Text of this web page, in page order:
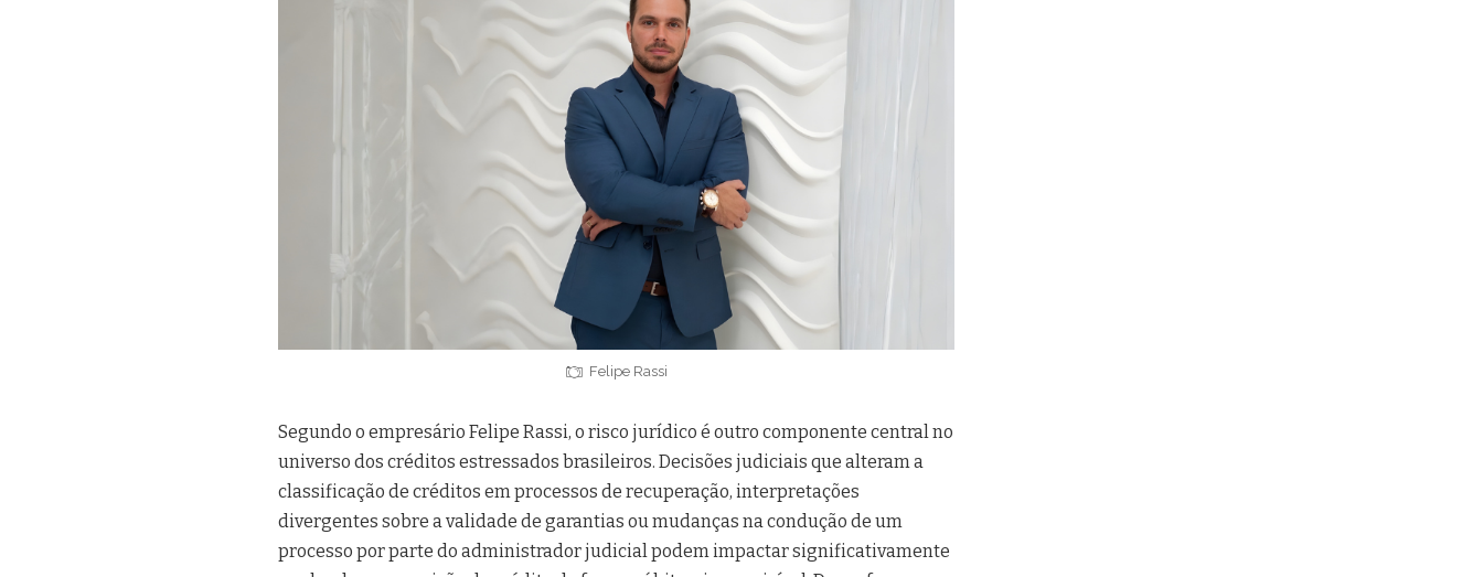
Felipe Rassi
Segundo o empresário Felipe Rassi, o risco jurídico é outro componente central no
universo dos créditos estressados brasileiros. Decisões judiciais que alteram a
classificação de créditos em processos de recuperação, interpretações
divergentes sobre a validade de garantias ou mudanças na condução de um
processo por parte do administrador judicial podem impactar significativamente